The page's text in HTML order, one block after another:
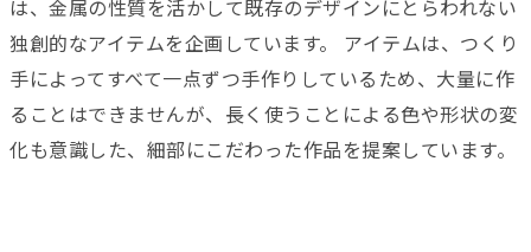
は、金属の性質を活かして既存のデザインにとらわれない
独創的なアイテムを企画しています。 アイテムは、つくり
手によってすべて一点ずつ手作りしているため、大量に作
ることはできませんが、長く使うことによる色や形状の変
化も意識した、細部にこだわった作品を提案しています。